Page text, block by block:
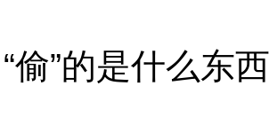
“偷”的是什么东